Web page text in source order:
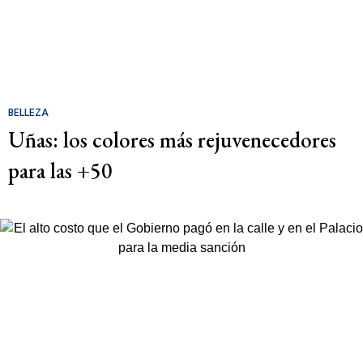
BELLEZA
Uñas: los colores más rejuvenecedores
para las +50